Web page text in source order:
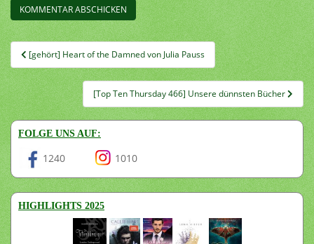
Beitragsnavigation
[gehört] Heart of the Damned von Julia Pauss
[Top Ten Thursday 466] Unsere dünnsten Bücher
FOLGE UNS AUF:
1240 1010
HIGHLIGHTS 2025